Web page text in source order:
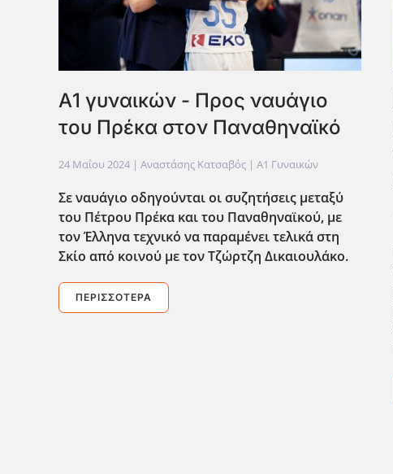
Α1 γυναικών - Προς ναυάγιο
του Πρέκα στον Παναθηναϊκό
24 Μαΐου 2024 | Αναστάσης Κατσαβός | Α1 Γυναικών
Σε ναυάγιο οδηγούνται οι συζητήσεις μεταξύ
του Πέτρου Πρέκα και του Παναθηναϊκού, με
τον Έλληνα τεχνικό να παραμένει τελικά στη
Σκίο από κοινού με τον Τζώρτζη Δικαιουλάκο.
ΠΕΡΙΣΣΌΤΕΡΑ